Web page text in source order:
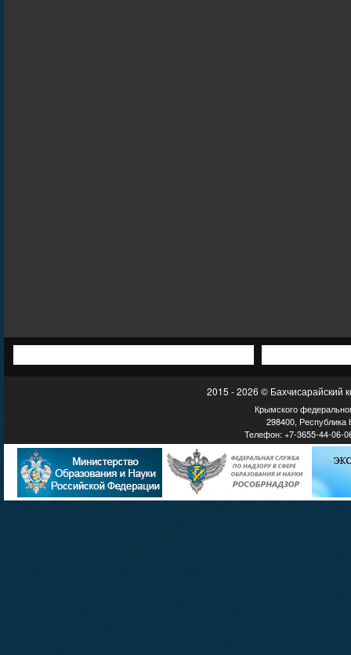
2015 - 2026 © Бахчисарайский
Крымского
298400, Республика
Телефон: +7-3655-44-06-